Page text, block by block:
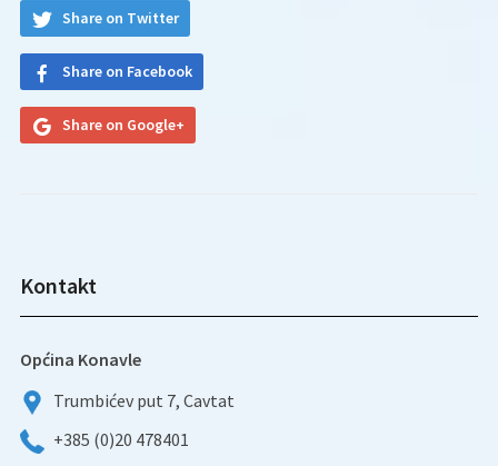
Share on Twitter
Share on Facebook
Share on Google+
Kontakt
Općina Konavle
Trumbićev put 7, Cavtat
+385 (0)20 478401